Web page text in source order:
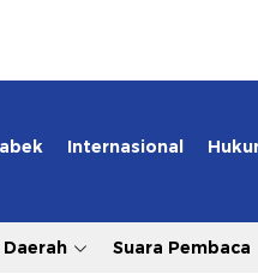
#4iran
Terakhir
Internasional
Daerah Suara Pembaca